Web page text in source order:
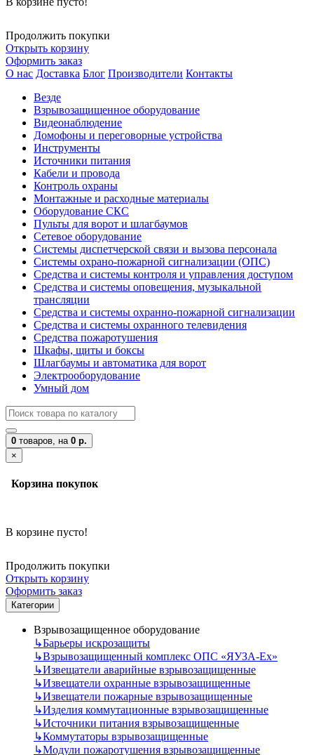
Продолжить покупки
Открыть корзину
Оформить заказ
О нас Доставка Блог Производители Контакты
Везде
Взрывозащищенное оборудование
Видеонаблюдение
Домофоны и переговорные устройства
Инструменты
Источники питания
Кабели и провода
Контроль охраны
Монтажные и расходные материалы
Оборудование СКС
Пульты для ворот и шлагбаумов
Сетевое оборудование
Системы диспетчерской связи и вызова персонала
Системы охрано-пожарной сигнализации (ОПС)
Средства и системы контроля и управления доступом
Средства и системы оповещения, музыкальной
трансляции
Средства и системы охранно-пожарной сигнализации
Средства и системы охранного телевидения
Средства пожаротушения
Шкафы, щиты и боксы
Шлагбаумы и автоматика для ворот
Электрооборудование
Умный дом
0 товаров, на 0 р.
×
Корзина покупок
В корзине пусто!
Продолжить покупки
Открыть корзину
Оформить заказ
Категории
Взрывозащищенное оборудование
↳Барьеры искрозащиты
↳Взрывозащищенный комплекс ОПС «ЯУЗА-Ех»
↳Извещатели аварийные взрывозащищенные
↳Извещатели охранные взрывозащищенные
↳Извещатели пожарные взрывозащищенные
↳Изделия коммутационные взрывозащищенные
↳Источники питания взрывозащищенные
↳Коммутаторы взрывозащищенные
↳Модули пожаротушения взрывозащищенные